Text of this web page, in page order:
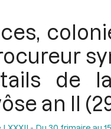
de
an II